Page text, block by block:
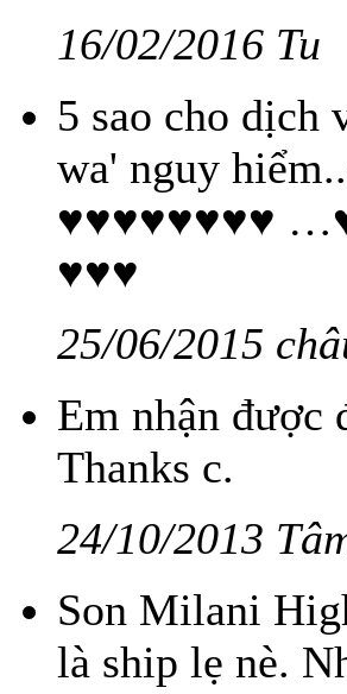
16/02/2016 Tu
5 sao cho dịch
wa' nguy
♥♥♥♥♥♥♥♥
♥♥♥
25/06/2015
Em nhận
Thanks c.
24/10/2013
Son Milani
là ship lẹ nè.